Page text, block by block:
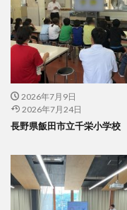
2026年7月9日
2026年7月24日
長野県飯田市立千栄小学校